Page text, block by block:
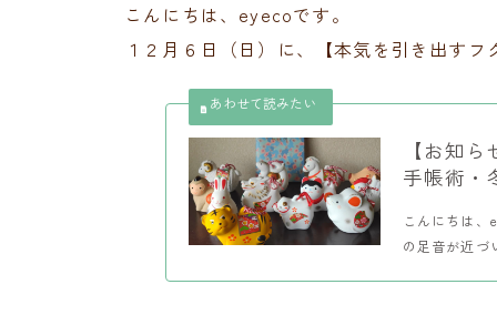
こんにちは、eyecoです。
１２月６日（日）に、【本気を引き出す
【お知
手帳術・
こんにちは
の足音が近づ